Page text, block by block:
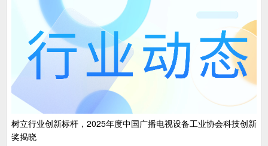
树立行业创新标杆，2025年度中国广播电视设备工业协会科技创新
奖揭晓